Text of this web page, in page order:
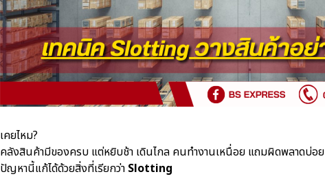
เคยไหม?
คลังสินค้ามีของครบ แต่หยิบช้า เดินไกล คนทำงานเหนื่อย แถมผิดพลาดบ่อย
ปัญหานี้แก้ได้ด้วยสิ่งที่เรียกว่า Slotting